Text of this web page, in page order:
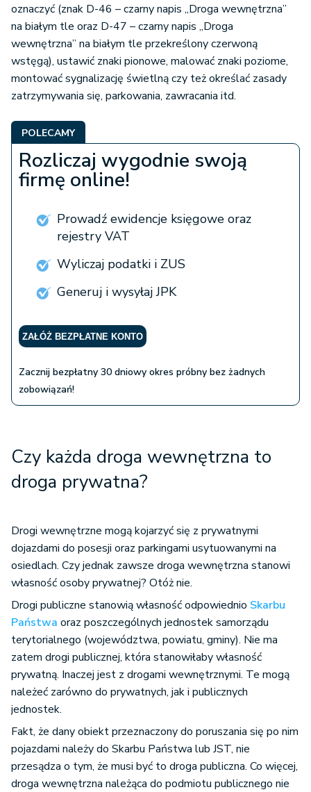
oznaczyć (znak D-46 – czarny napis „Droga wewnętrzna”
na białym tle oraz D-47 – czarny napis „Droga
wewnętrzna” na białym tle przekreślony czerwoną
wstęgą), ustawić znaki pionowe, malować znaki poziome,
montować sygnalizację świetlną czy też określać zasady
zatrzymywania się, parkowania, zawracania itd.
POLECAMY
Rozliczaj wygodnie swoją
firmę online!
Prowadź ewidencje księgowe oraz
rejestry VAT
Wyliczaj podatki i ZUS
Generuj i wysyłaj JPK
ZAŁÓŻ BEZPŁATNE KONTO
Zacznij bezpłatny 30 dniowy okres próbny bez żadnych
zobowiązań!
Czy każda droga wewnętrzna to
droga prywatna?
Drogi wewnętrzne mogą kojarzyć się z prywatnymi
dojazdami do posesji oraz parkingami usytuowanymi na
osiedlach. Czy jednak zawsze droga wewnętrzna stanowi
własność osoby prywatnej? Otóż nie.
Drogi publiczne stanowią własność odpowiednio Skarbu
Państwa oraz poszczególnych jednostek samorządu
terytorialnego (województwa, powiatu, gminy). Nie ma
zatem drogi publicznej, która stanowiłaby własność
prywatną. Inaczej jest z drogami wewnętrznymi. Te mogą
należeć zarówno do prywatnych, jak i publicznych
jednostek.
Fakt, że dany obiekt przeznaczony do poruszania się po nim
pojazdami należy do Skarbu Państwa lub JST, nie
przesądza o tym, że musi być to droga publiczna. Co więcej,
droga wewnętrzna należąca do podmiotu publicznego nie